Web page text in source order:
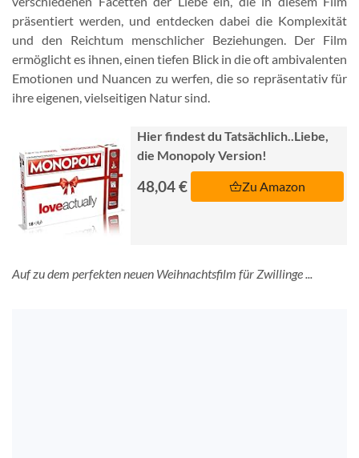
präsentiert werden, und entdecken dabei die Komplexität
und den Reichtum menschlicher Beziehungen. Der Film
ermöglicht es ihnen, einen tiefen Blick in die oft ambivalenten
Emotionen und Nuancen zu werfen, die so repräsentativ für
ihre eigenen, vielseitigen Natur sind.
Hier findest du Tatsächlich..Liebe,
die Monopoly Version!
48,04 € Zu Amazon
Auf zu dem perfekten neuen Weihnachtsfilm für Zwillinge ...